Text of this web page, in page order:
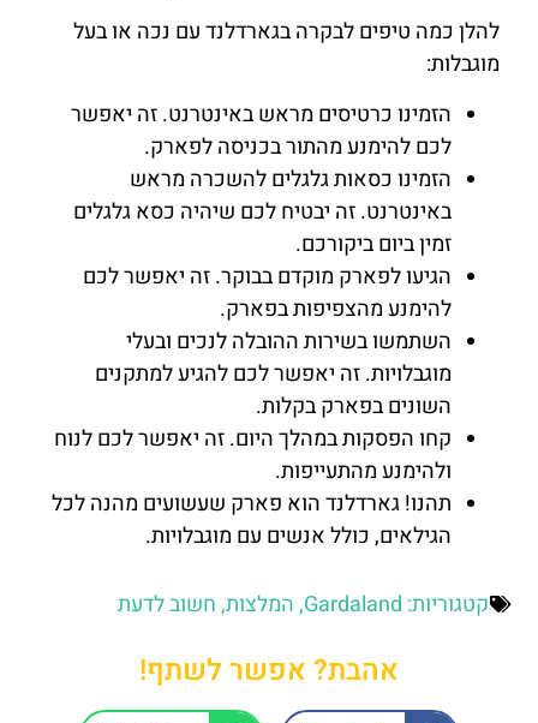
להלן כמה טיפים לבקרה בגארדלנד עם נכה או בעל
מוגבלות:
הזמינו כרטיסים מראש באינטרנט. זה יאפשר
לכם להימנע מהתור בכניסה לפארק.
הזמינו כסאות גלגלים להשכרה מראש
באינטרנט. זה יבטיח לכם שיהיה כסא גלגלים
זמין ביום ביקורכם.
הגיעו לפארק מוקדם בבוקר. זה יאפשר לכם
להימנע מהצפיפות בפארק.
השתמשו בשירות ההובלה לנכים ובעלי
מוגבלויות. זה יאפשר לכם להגיע למתקנים
השונים בפארק בקלות.
קחו הפסקות במהלך היום. זה יאפשר לכם לנוח
ולהימנע מהתעייפות.
תהנו! גארדלנד הוא פארק שעשועים מהנה לכל
הגילאים, כולל אנשים עם מוגבלויות.
קטגוריות: Gardaland
,המלצות,חשוב לדעת
אהבת? אפשר לשתף!